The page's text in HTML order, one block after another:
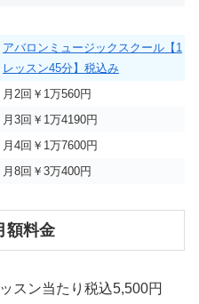
アバロンミュージックスクール【1
レッスン45分】税込み
月2回￥1万560円
月3回￥1万4190円
月4回￥1万7600円
月8回￥3万400円
額料金
スン当たり税込5,500円